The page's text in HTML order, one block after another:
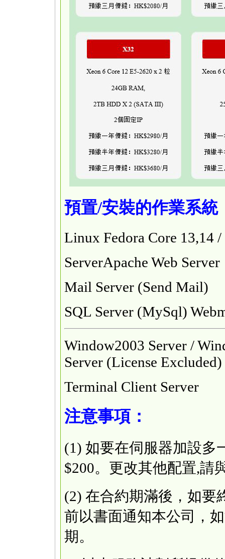
預置/安裝的作業系統
Linux Fedora Core 13,14
ServerApache Web Server
Mail Server (Send Mail)
SQL Server (MySql)
Window2003 Server /
Server (License Excluded)
Terminal Client Server
注意事項：
(1) 如要在伺服器加設多
$200。更改其他配置,請
(2) 在合約期滿後，如要
前以書面通知本公司，
期。